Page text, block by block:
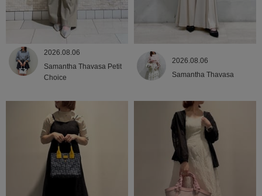
2026.08.06
Samantha Thavasa Petit
Choice
2026.08.06
Samantha Thavasa